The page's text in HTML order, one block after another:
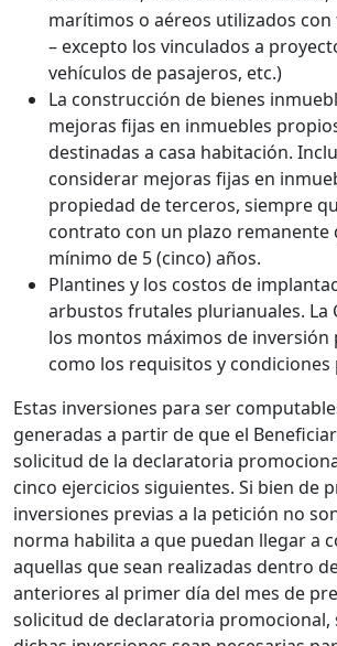
marítimos o aéreos utilizados
– excepto los vinculados a
vehículos de pasajeros, etc.)
La construcción de bienes
mejoras fijas en inmuebles
destinadas a casa habitación.
considerar mejoras fijas en
propiedad de terceros, siempre
contrato con un plazo remanente
mínimo de 5 (cinco) años.
Plantines y los costos de
arbustos frutales plurianuales. La
los montos máximos de inversión
como los requisitos y
Estas inversiones para ser
generadas a partir de que el
solicitud de la declaratoria
cinco ejercicios siguientes. Si bien de
inversiones previas a la petición no
norma habilita a que puedan llegar a
aquellas que sean realizadas dentro
anteriores al primer día del mes de
solicitud de declaratoria promocional,